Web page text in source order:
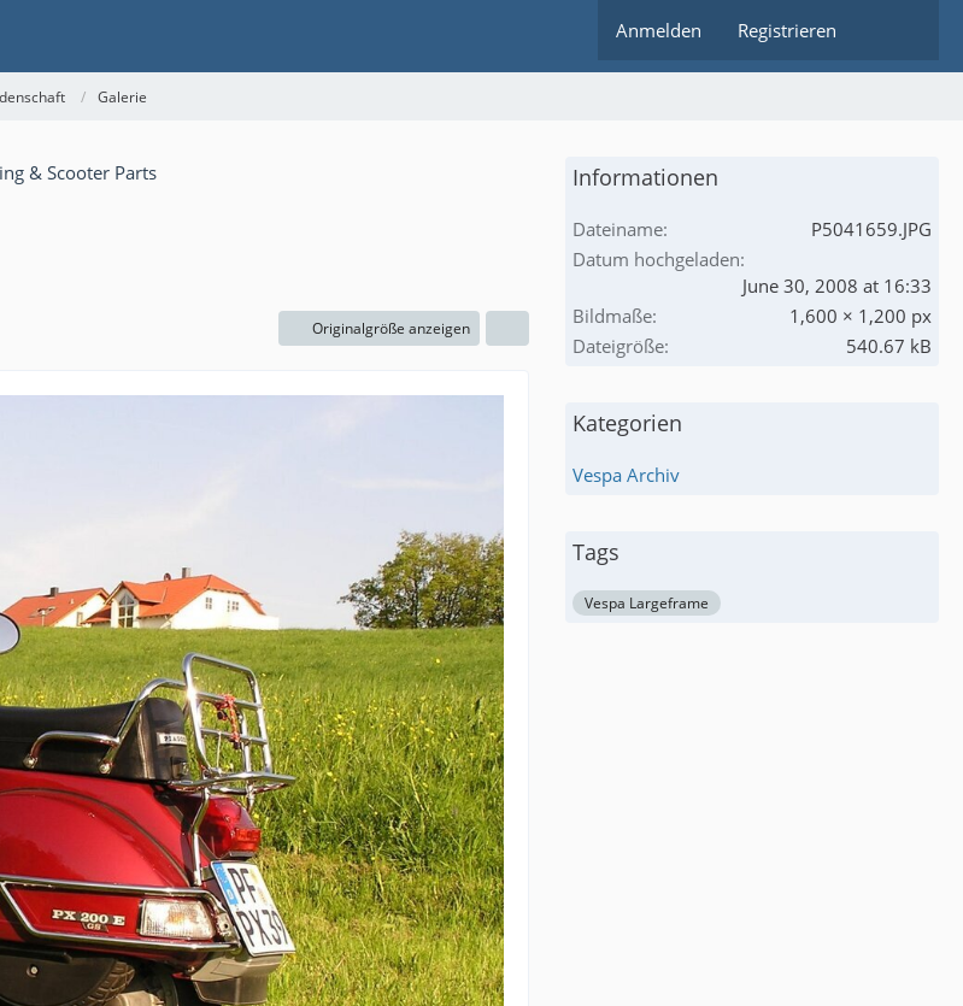
Anmelden Registrieren
Galerie
Originalgröße anzeigen
Informationen
Dateiname
P5041659.JPG
Datum hochgeladen
June 30, 2008 at 16:33
Bildmaße
1,600 × 1,200 px
Dateigröße
540.67 kB
Kategorien
Vespa Archiv
Tags
Vespa Largeframe